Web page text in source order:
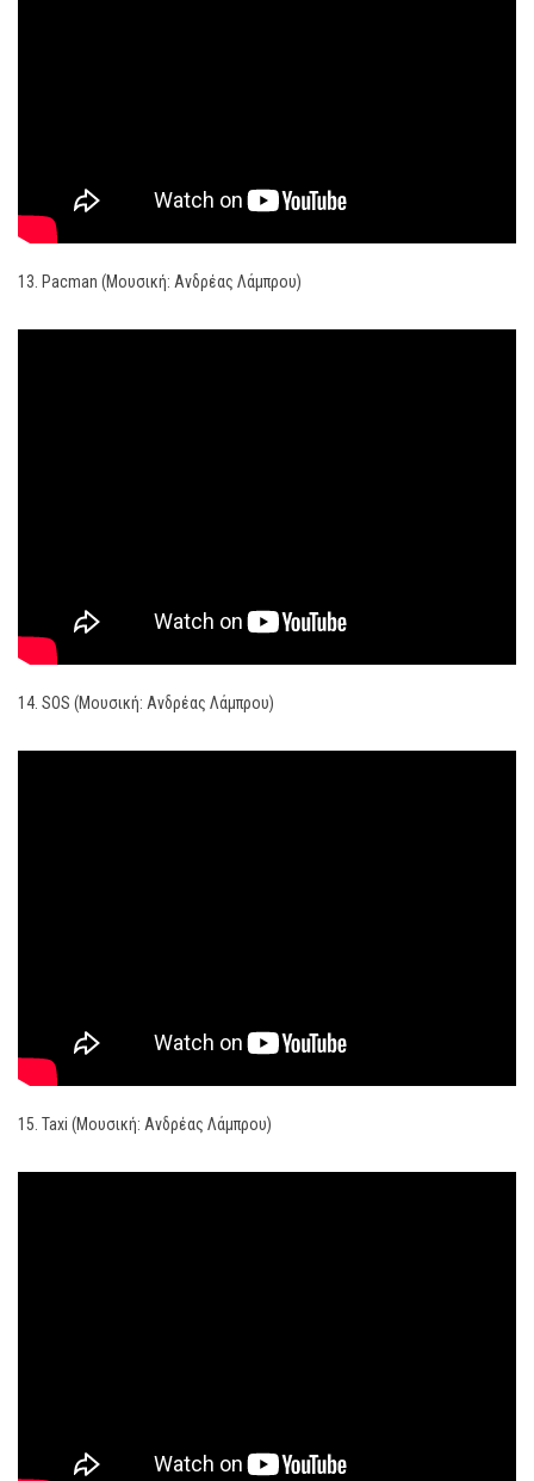
13. Pacman (Μουσική: Ανδρέας Λάμπρου)
14. SOS (Μουσική: Ανδρέας Λάμπρου)
15. Taxi (Μουσική: Ανδρέας Λάμπρου)